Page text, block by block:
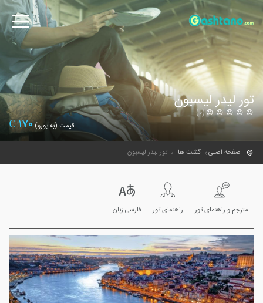
تور لیدر لیسبون
(0)
قیمت (به یورو) 170
€
صفحه اصلی گشت ها تور لیدر لیسبون
مترجم و راهنمای تور راهنمای تور فارسی زبان